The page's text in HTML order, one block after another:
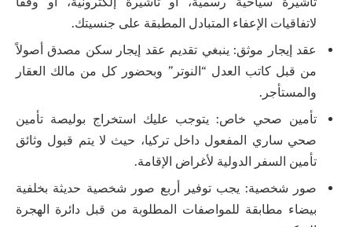
لاتفاقيات الإعفاء المتبادل المطبقة على جنسيتك.
عقد إيجار موثق: ينبغي تقديم عقد إيجار سكن مصدق أصولاً
من قبل كاتب العدل “النوتر” وبحضور كل من مالك العقار
والمستأجر.
تأمين صحي خاص: يتوجب عليك استخراج بوليصة تأمين
صحي ساري المفعول داخل تركيا، حيث لا يتم قبول وثائق
تأمين السفر الدولية لأغراض الإقامة.
صور شخصية: يجب توفير أربع صور شخصية حديثة بخلفية
بيضاء مطابقة للمواصفات المطلوبة من قبل دائرة الهجرة